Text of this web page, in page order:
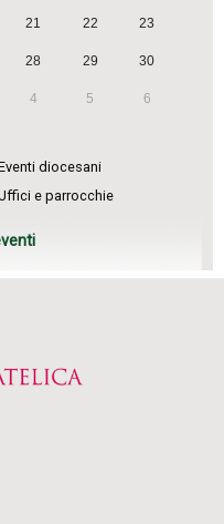
21 22 23
28 29 30
4 5 6
diocesani
e parrocchie